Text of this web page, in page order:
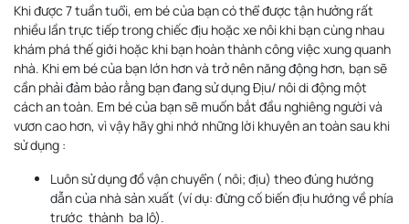
Khi được 7 tuần tuổi, em bé của bạn có thể được tận hưởng rất
nhiều lần trực tiếp trong chiếc địu hoặc xe nôi khi bạn cùng nhau
khám phá thế giới hoặc khi bạn hoàn thành công việc xung quanh
nhà. Khi em bé của bạn lớn hơn và trở nên năng động hơn, bạn sẽ
cần phải đảm bảo rằng bạn đang sử dụng Địu/ nôi di động một
cách an toàn. Em bé của bạn sẽ muốn bắt đầu nghiêng người và
vươn cao hơn, vì vậy hãy ghi nhớ những lời khuyên an toàn sau khi
sử dụng :
Luôn sử dụng đồ vận chuyển ( nôi; địu) theo đúng hướng
dẫn của nhà sản xuất (ví dụ: đừng cố biến địu hướng về phía
trước thành ba lô).